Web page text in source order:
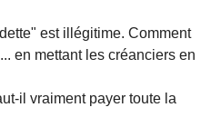
est illégitime. Comment
en mettant les créanciers en
il vraiment payer toute la